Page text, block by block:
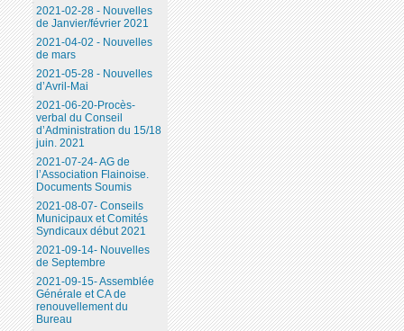
2021-02-28 - Nouvelles
de Janvier/février 2021
2021-04-02 - Nouvelles
de mars
2021-05-28 - Nouvelles
d’Avril-Mai
2021-06-20-Procès-
verbal du Conseil
d’Administration du 15/18
juin. 2021
2021-07-24- AG de
l’Association Flainoise.
Documents Soumis
2021-08-07- Conseils
Municipaux et Comités
Syndicaux début 2021
2021-09-14- Nouvelles
de Septembre
2021-09-15- Assemblée
Générale et CA de
renouvellement du
Bureau